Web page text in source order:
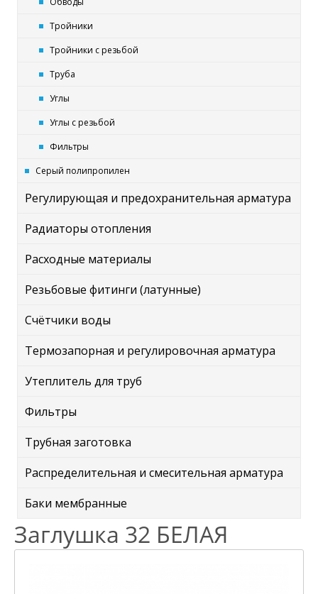
Тройники
Тройники с резьбой
Труба
Углы
Углы с резьбой
Фильтры
Серый полипропилен
Регулирующая и предохранительная арматура
Радиаторы отопления
Расходные материалы
Резьбовые фитинги (латунные)
Счётчики воды
Термозапорная и регулировочная арматура
Утеплитель для труб
Фильтры
Трубная заготовка
Распределительная и смесительная арматура
Баки мембранные
Заглушка 32 БЕЛАЯ